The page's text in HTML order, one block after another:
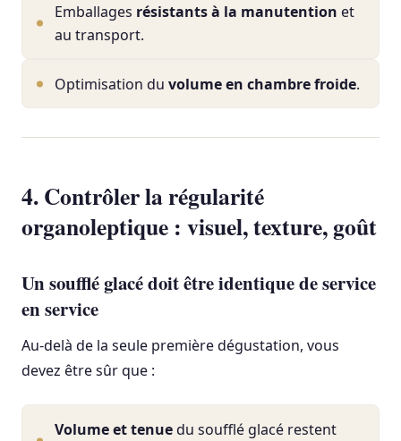
Emballages résistants à la manutention et
au transport.
Optimisation du volume en chambre froide.
4. Contrôler la régularité
organoleptique : visuel, texture, goût
Un soufflé glacé doit être identique de service
en service
Au-delà de la seule première dégustation, vous
devez être sûr que :
Volume et tenuedu soufflé glacé restent